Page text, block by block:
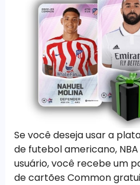
Se você deseja usar a
de futebol americano,
usuário, você recebe um
de cartões Common